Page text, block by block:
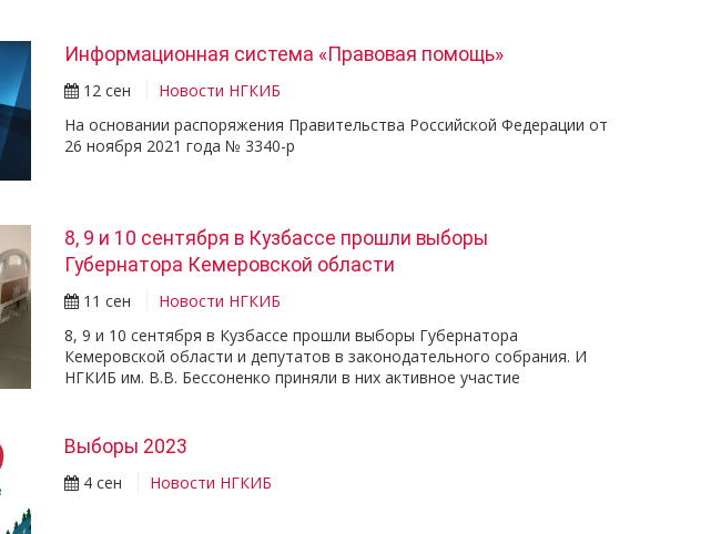
Информационная система «Правовая помощь»
12 сен
Новости НГКИБ
На основании распоряжения Правительства Российской Федерации от
26 ноября 2021 года № 3340-р
8, 9 и 10 сентября в Кузбассе прошли выборы
Губернатора Кемеровской области
11 сен
Новости НГКИБ
8, 9 и 10 сентября в Кузбассе прошли выборы Губернатора
Кемеровской области и депутатов в законодательного собрания. И
НГКИБ им. В.В. Бессоненко приняли в них активное участие
Выборы 2023
4 сен Новости НГКИБ